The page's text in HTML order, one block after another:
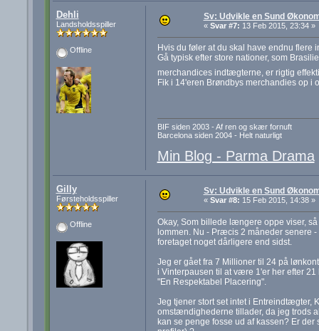
Dehli
Landsholdsspiller
Offline
Sv: Udvikle en Sund
« Svar #7: 13 Feb 2015, 23:34 »
Hvis du føler at du skal have endnu
Gå typisk efter store nationer, som
merchandices indtægterne, er rigtig
Fik i 14'eren Brøndbys merchandies op i
BIF siden 2003 - Af ren og skær fornuft
Barcelona siden 2004 - Helt naturligt
Min Blog - Parma Drama
Gilly
Førsteholdsspiller
Offline
Sv: Udvikle en Sund
« Svar #8: 15 Feb 2015, 14:38 »
Okay, Som billede længere oppe viser,
lommen. Nu - Præcis 2 måneder senere
foretaget noget dårligere end sidst.
Jeg er gået fra 7 Millioner til 24 på
i Vinterpausen til at være 1'er her efter 21
"En Respektabel Placering".
Jeg tjener stort set intet i Entreindtægter,
omstændighederne tillader, da jeg trods
kan se penge fosse ud af kassen? Er